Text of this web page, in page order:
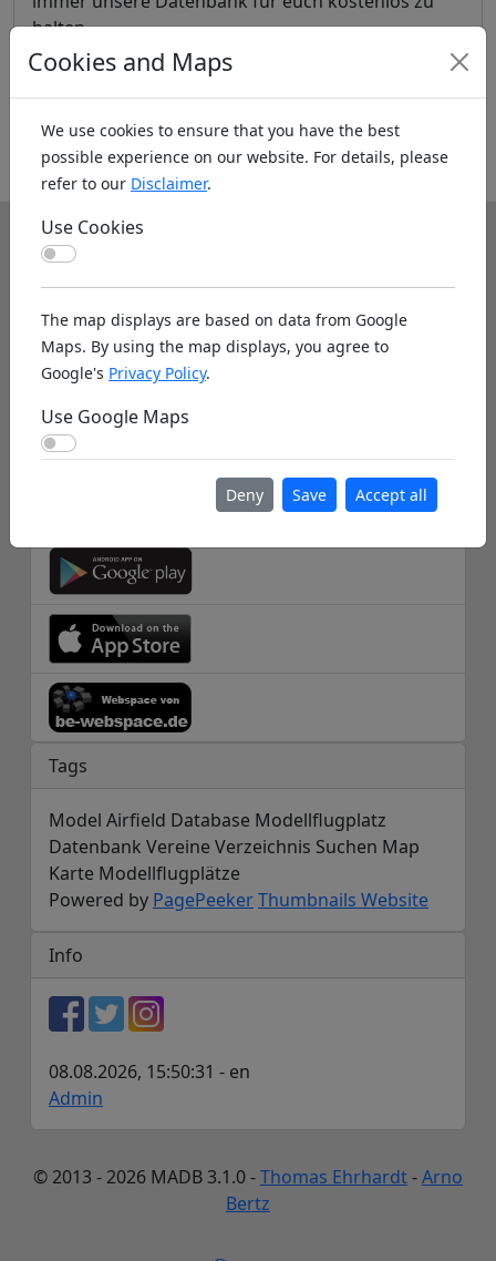
halten.
Info
About us
Help
Database Info
Disclaimer
Tags
Model Airfield Database Modellflugplatz
Datenbank Vereine Verzeichnis Suchen Map
Karte Modellflugplätze
Powered by PagePeekerThumbnails Website
Info
08.08.2026, 15:50:31 - en
Admin
© 2013 - 2026 MADB 3.1.0 -Thomas Ehrhardt-Arno
Bertz
Cookies and Maps
We use cookies to ensure that you have the best
possible experience on our website. For details, please
refer to our Disclaimer.
Use Cookies
The map displays are based on data from Google
Maps. By using the map displays, you agree to
Google's Privacy Policy.
Use Google Maps
Deny Save Accept all